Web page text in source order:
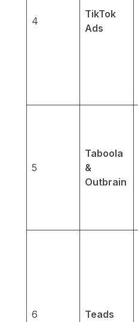
4
TikTok
Ads
5
Taboola
&
Outbrain
6 Teads